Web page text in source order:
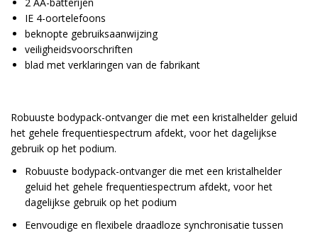
IE 4-oortelefoons
beknopte gebruiksaanwijzing
veiligheidsvoorschriften
blad met verklaringen van de fabrikant
Robuuste bodypack-ontvanger die met een kristalhelder geluid
het gehele frequentiespectrum afdekt, voor het dagelijkse
gebruik op het podium.
Robuuste bodypack-ontvanger die met een kristalhelder
geluid het gehele frequentiespectrum afdekt, voor het
dagelijkse gebruik op het podium
Eenvoudige en flexibele draadloze synchronisatie tussen